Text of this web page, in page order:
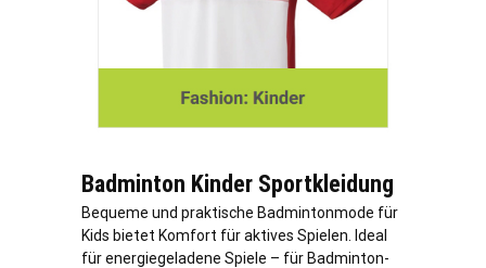
Badminton Kinder Sportkleidung
Bequeme und praktische Badmintonmode für
Kids bietet Komfort für aktives Spielen. Ideal
für energiegeladene Spiele – für Badminton-